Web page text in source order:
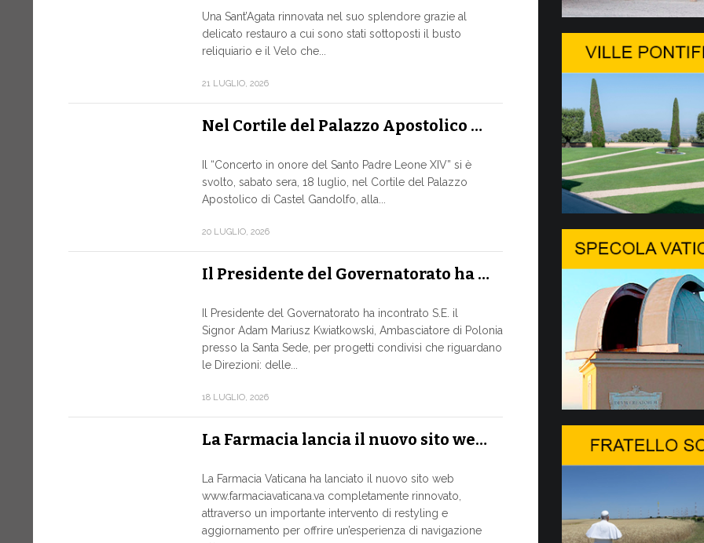
Una Sant’Agata rinnovata nel suo splendore grazie al
delicato restauro a cui sono stati sottoposti il busto
reliquiario e il Velo che...
21 LUGLIO, 2026
Nel Cortile del Palazzo Apostolico …
Il “Concerto in onore del Santo Padre Leone XIV” si è
svolto, sabato sera, 18 luglio, nel Cortile del Palazzo
Apostolico di Castel Gandolfo, alla...
20 LUGLIO, 2026
Il Presidente del Governatorato ha …
Il Presidente del Governatorato ha incontrato S.E. il
Signor Adam Mariusz Kwiatkowski, Ambasciatore di Polonia
presso la Santa Sede, per progetti condivisi che riguardano
le Direzioni: delle...
18 LUGLIO, 2026
La Farmacia lancia il nuovo sito we…
La Farmacia Vaticana ha lanciato il nuovo sito web
www.farmaciavaticana.va completamente rinnovato,
attraverso un importante intervento di restyling e
aggiornamento per offrire un’esperienza di navigazione
A
TEMPI
pomeriggio,
9 LUGLIO, 2026
Il
DIALOGO
Papa Leone
sua apertura
svolta...
8 LUGLIO, 2026
Dal 6 al
Papa Leone
periodo di
Al via a